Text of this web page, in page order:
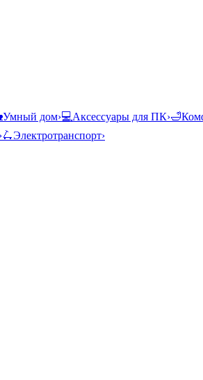
Умный дом›💻Аксессуары для ПК›🛁
›🛴Электротранспорт›